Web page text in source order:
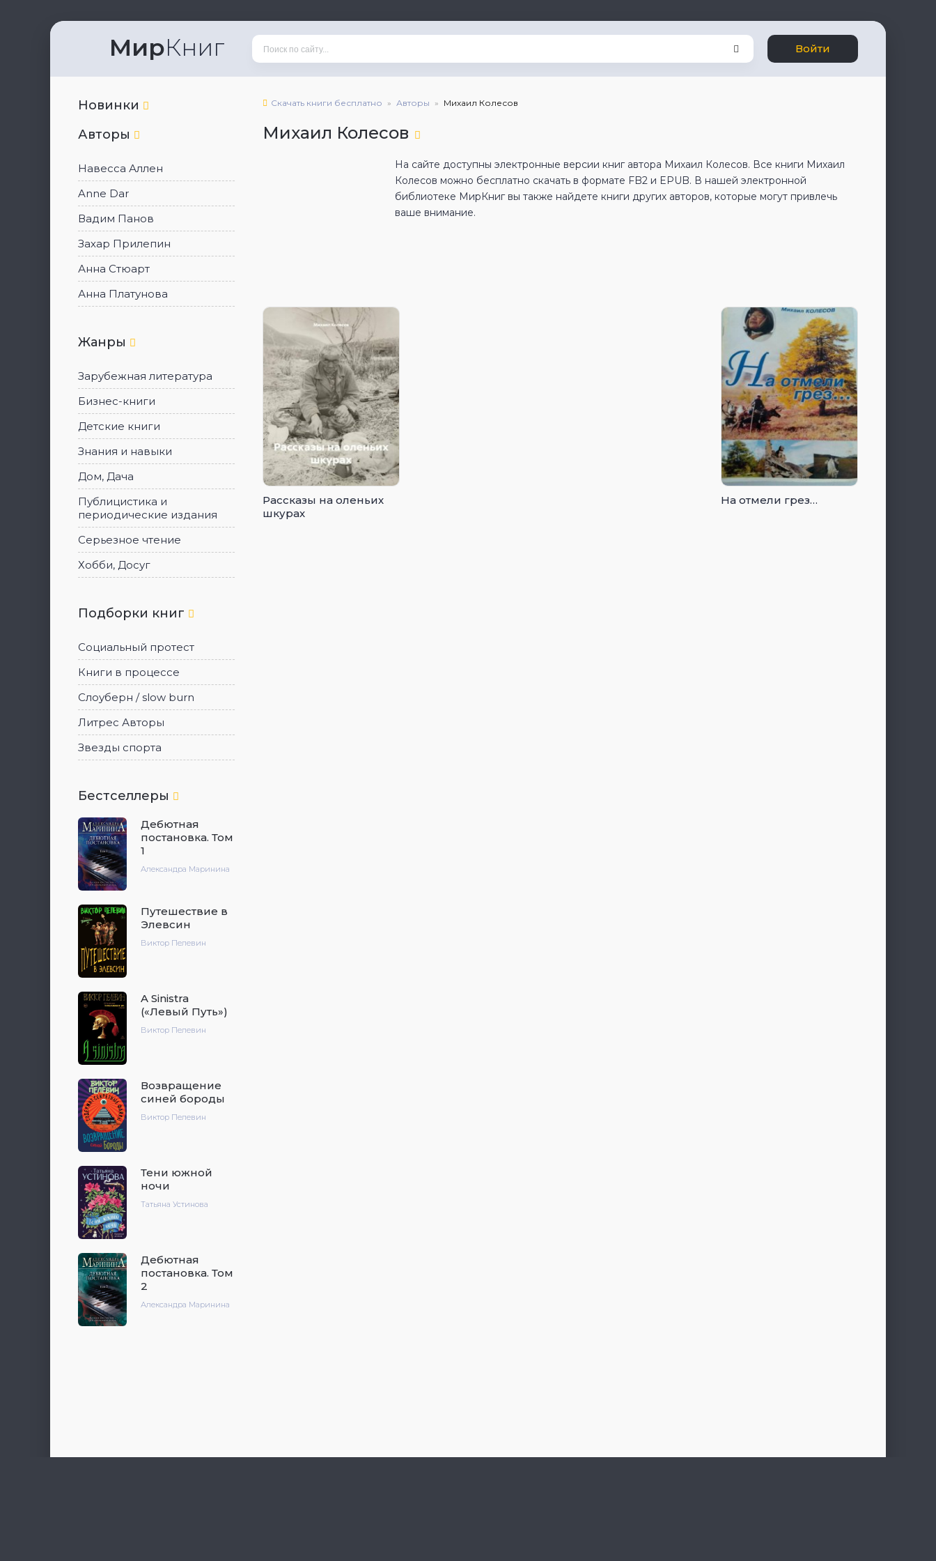
МирКниг Войти
Новинки
Авторы
Навесса Аллен
Anne Dar
Вадим Панов
Захар Прилепин
Анна Стюарт
Анна Платунова
Жанры
Зарубежная литература
Бизнес-книги
Детские книги
Знания и навыки
Дом, Дача
Публицистика и
периодические издания
Серьезное чтение
Хобби, Досуг
Подборки книг
Социальный протест
Книги в процессе
Слоуберн / slow burn
Литрес Авторы
Звезды спорта
Бестселлеры
Дебютная
постановка. Том
1
Александра Маринина
Путешествие в
Элевсин
Виктор Пелевин
A Sinistra
(«Левый Путь»)
Виктор Пелевин
Возвращение
синей бороды
Виктор Пелевин
Тени южной
ночи
Татьяна Устинова
Дебютная
постановка. Том
2
Александра Маринина
Скачать книги бесплатно Авторы Михаил Колесов
Михаил Колесов
На сайте доступны электронные версии книг автора Михаил Колесов. Все книги Михаил
Колесов можно бесплатно скачать в формате FB2 и EPUB. В нашей электронной
библиотеке МирКниг вы также найдете книги других авторов, которые могут привлечь
ваше внимание.
Рассказы на оленьих
шкурах
На отмели грез…